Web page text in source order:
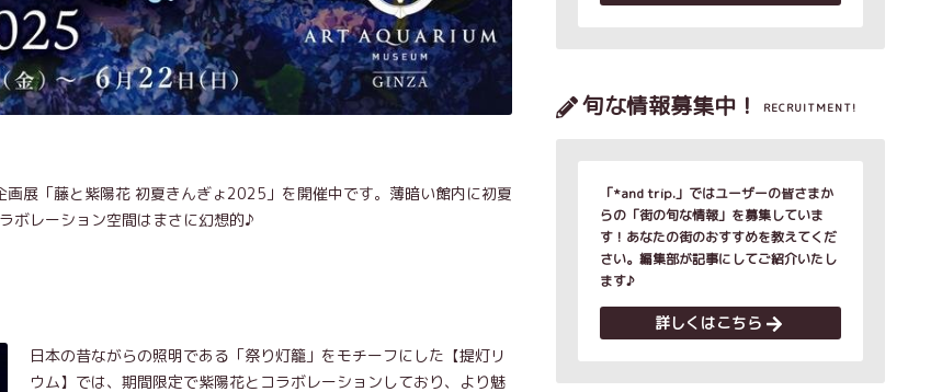
展「藤と紫陽花 初夏きんぎょ2025」を開催中です。薄暗い館内に初夏
ボレーション空間はまさに幻想的♪
日本の昔ながらの照明である「祭り灯籠」をモチーフにした【提灯リ
ウム】では、期間限定で紫陽花とコラボレーションしており、より魅
旬な情報募集中！ RECRUITMENT!
「*and trip.」ではユーザーの皆さまか
らの「街の旬な情報」を募集していま
す！あなたの街のおすすめを教えてくだ
さい。編集部が記事にしてご紹介いたし
ます♪
詳しくはこちら